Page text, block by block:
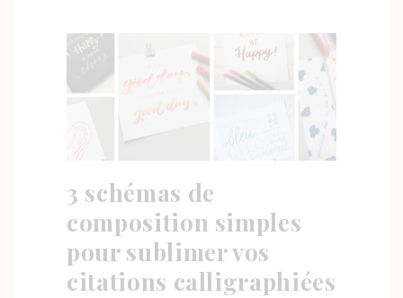
3 schémas de
composition simples
pour sublimer vos
citations calligraphiées